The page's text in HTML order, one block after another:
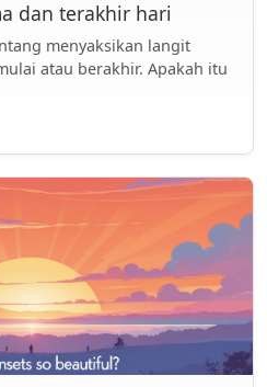
dan terakhir hari
menyaksikan langit
atau berakhir. Apakah itu